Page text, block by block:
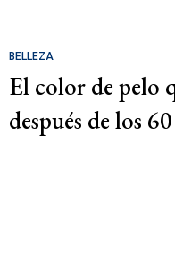
BELLEZA
El color de pelo
después de los 60